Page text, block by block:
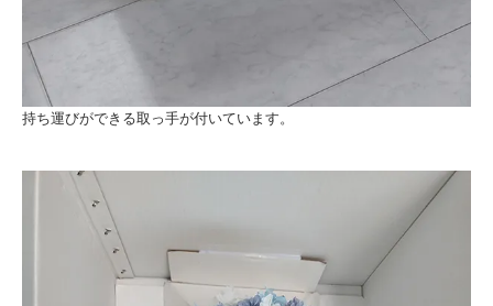
持ち運びができる取っ手が付いています。